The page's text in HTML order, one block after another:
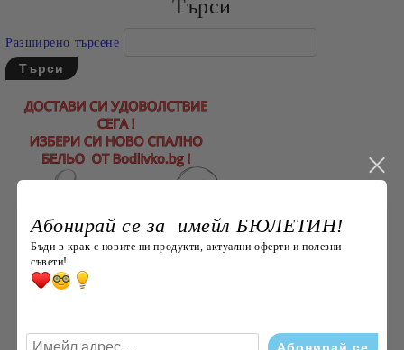
Търси
Разширено търсене
Абонирай се за имейл БЮЛЕТИН!
Бъди в крак с новите ни продукти, актуални оферти и полезни
съвети!